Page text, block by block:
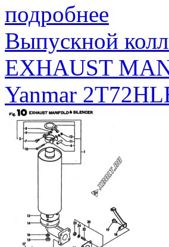
подробнее
Выпускной
EXHAUST
Yanmar